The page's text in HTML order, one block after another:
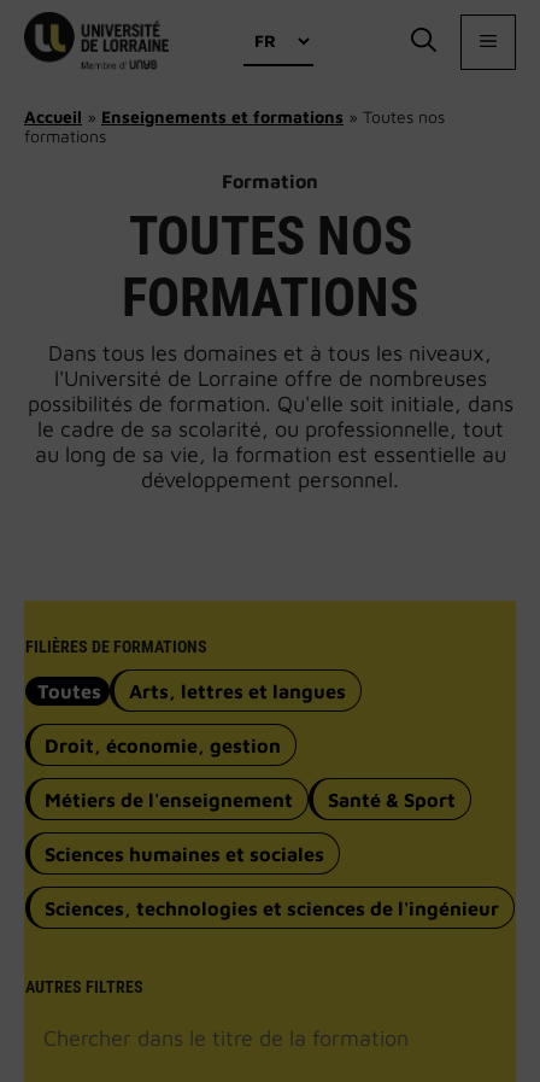
Aller
contenu
Choisir
une
Accueil » Enseignements et formations » Toutes nos
formations
Formation
TOUTES NOS
FORMATIONS
Dans tous les domaines et à tous les niveaux,
l'Université de Lorraine offre de nombreuses
possibilités de formation. Qu'elle soit initiale, dans
le cadre de sa scolarité, ou professionnelle, tout
au long de sa vie, la formation est essentielle au
développement personnel.
FILIÈRES DE FORMATIONS
Toutes Arts, lettres et langues
Droit, économie, gestion
Métiers de l'enseignement Santé & Sport
Sciences humaines et sociales
Sciences, technologies et sciences de l'ingénieur
AUTRES FILTRES